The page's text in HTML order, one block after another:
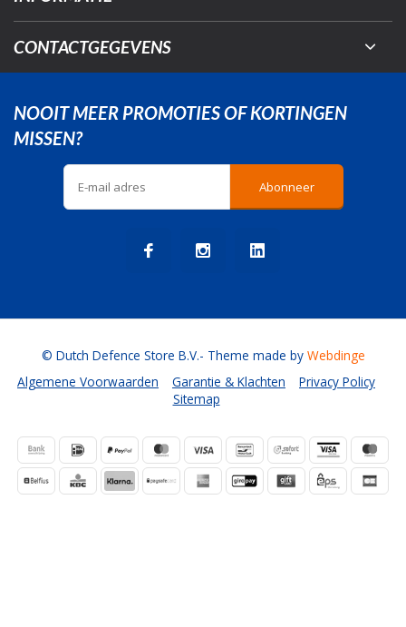
CONTACTGEGEVENS
NOOIT MEER PROMOTIES OF KORTINGEN
MISSEN?
Abonneer
Algemene Voorwaarden Garantie & Klachten
Privacy Policy
Sitemap
© Dutch Defence Store B.V.- Theme made by Webdinge